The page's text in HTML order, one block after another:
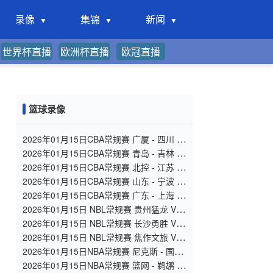
录像 集锦 新闻
世界杯直播 欧洲杯直播 欧冠直播
篮球录像
2026年01月15日CBA常规赛 广厦 - 四川 全
场录像
2026年01月15日CBA常规赛 青岛 - 吉林 全
场录像
2026年01月15日CBA常规赛 北控 - 江苏 全
场录像
2026年01月15日CBA常规赛 山东 - 宁波 全
场录像
2026年01月15日CBA常规赛 广东 - 上海 全
场录像
2026年01月15日 NBL常规赛 贵州猛龙 VS
合肥狂风 全场录像
2026年01月15日 NBL常规赛 长沙勇胜 VS
安徽皖江龙 全场录像
2026年01月15日 NBL常规赛 焦作文旅 VS
香港金牛 全场录像
2026年01月15日NBA常规赛 尼克斯 - 国王
全场录像
2026年01月15日NBA常规赛 篮网 - 鹈鹕 全